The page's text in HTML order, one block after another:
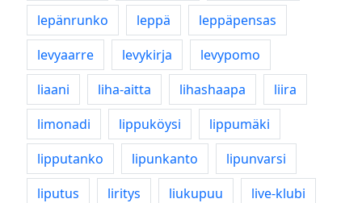
lepänrunko
leppä
leppäpensas
levyaarre
levykirja
levypomo
liaani
liha-aitta lihashaapa
liira
limonadi
lippuköysi
lippumäki
lipputanko
lipunkanto
lipunvarsi
liputus
liritys liukupuu
live-klubi